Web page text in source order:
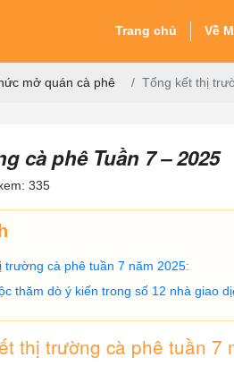
Trang chủ Về
mở quán cà phê Tổng kết thị
cà phê Tuần 7 – 2025
335
trường cà phê tuần 7 năm 2025:
thăm dò ý kiến ​​trong số 12 nhà giao
thị trường cà phê tuần 7